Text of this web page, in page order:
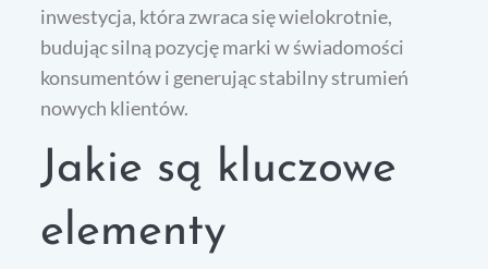
inwestycja, która zwraca się wielokrotnie,
budując silną pozycję marki w świadomości
konsumentów i generując stabilny strumień
nowych klientów.
Jakie są kluczowe
elementy